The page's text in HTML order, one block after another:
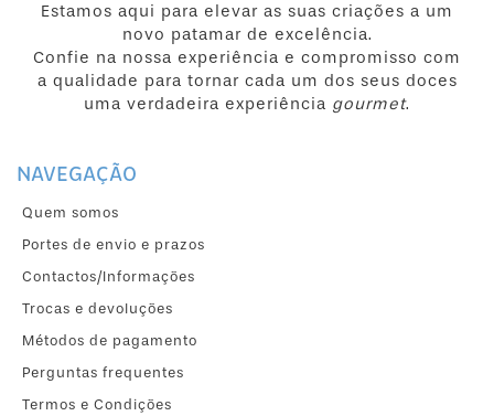
Estamos aqui para elevar as suas criações a um
novo patamar de excelência.
Confie na nossa experiência e compromisso com
a qualidade para tornar cada um dos seus doces
uma verdadeira experiência gourmet.
NAVEGAÇÃO
Quem somos
Portes de envio e prazos
Contactos/Informações
Trocas e devoluções
Métodos de pagamento
Perguntas frequentes
Termos e Condições